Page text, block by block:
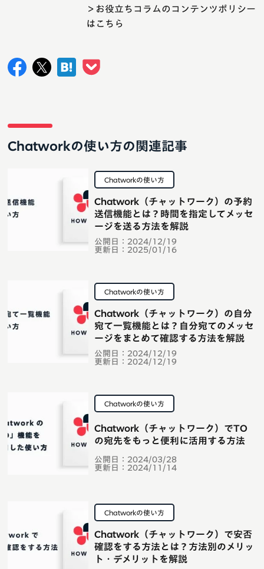
＞お役立ちコラムのコンテンツポリシー
はこちら
Chatworkの使い方の関連記事
Chatworkの使い方
公開日： 2024/12/19
更新日： 2025/01/16
Chatwork（チャットワーク）の予約
送信機能とは？時間を指定してメッセ
ージを送る方法を解説
Chatworkの使い方
公開日： 2024/12/19
更新日： 2024/12/19
Chatwork（チャットワーク）の自分
宛て一覧機能とは？自分宛てのメッセ
ージをまとめて確認する方法を解説
Chatworkの使い方
公開日： 2024/03/28
更新日： 2024/11/14
Chatwork（チャットワーク）でTO
の宛先をもっと便利に活用する方法
Chatworkの使い方
Chatwork（チャットワーク）で安否
確認をする方法とは？方法別のメリッ
ト・デメリットを解説